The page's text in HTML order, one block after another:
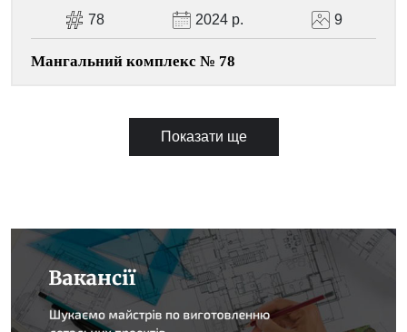
78 2024 р. 9
Мангальний комплекс № 78
Показати ще